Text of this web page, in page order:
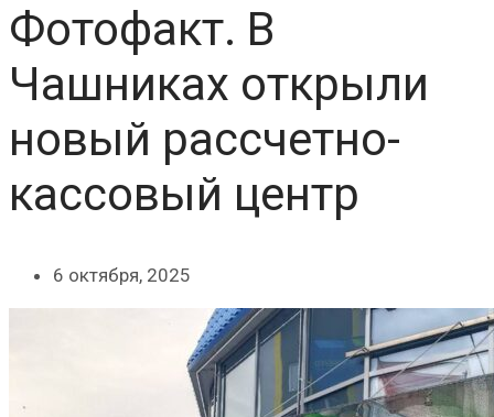
Фотофакт. В
Чашниках открыли
новый рассчетно-
кассовый центр
6 октября, 2025